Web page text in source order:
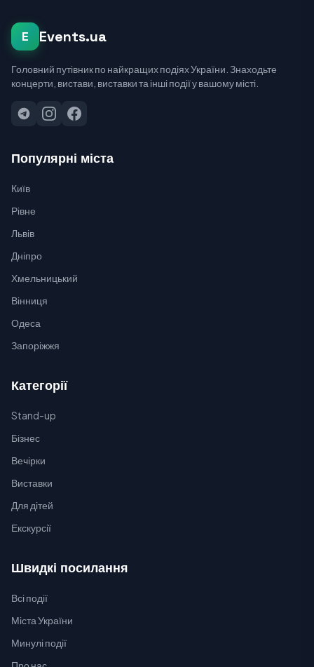
E Events.ua
Головний путівник по найкращих подіях України. Знаходьте
концерти, вистави, виставки та інші події у вашому місті.
Популярні міста
Київ
Рівне
Львів
Дніпро
Хмельницький
Вінниця
Одеса
Запоріжжя
Категорії
Stand-up
Бізнес
Вечірки
Виставки
Для дітей
Екскурсії
Швидкі посилання
Всі події
Міста України
Минулі події